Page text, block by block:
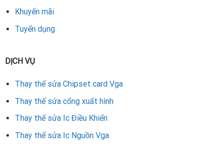
Khuyến mãi
Tuyển dụng
DỊCH VỤ
Thay thế sửa Chipset card Vga
Thay thế sửa cổng xuất hình
Thay thế sửa Ic Điều Khiển
Thay thế sửa Ic Nguồn Vga